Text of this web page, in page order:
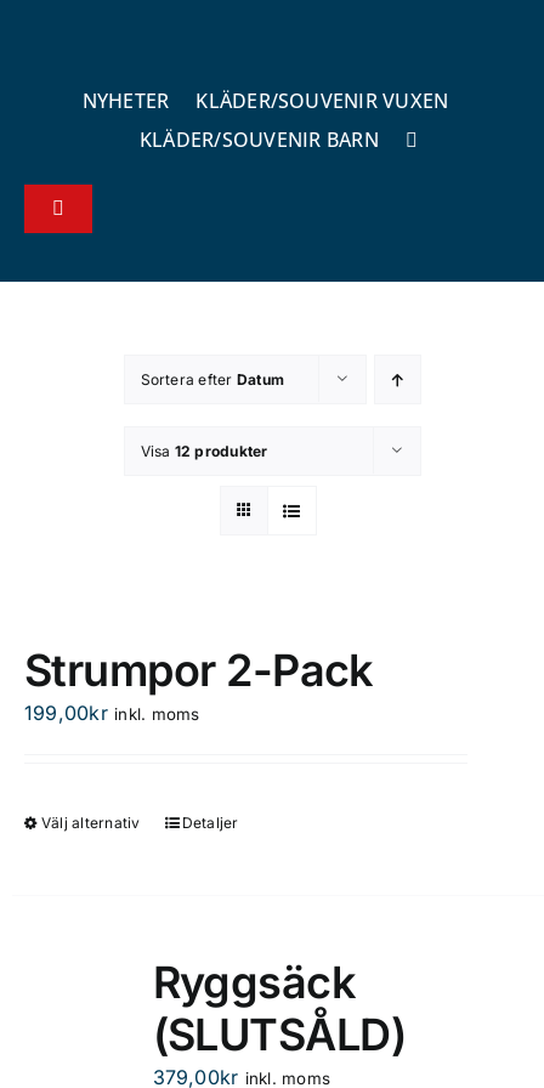
NYHETER
KLÄDER/SOUVENIR VUXEN
KLÄDER/SOUVENIR BARN
Toggle
Sortera efter Datum
Visa 12 produkter
Strumpor 2-Pack
199,00kr inkl. moms
Välj alternativ
Den
varianter.
De
olika
Detaljer
Ryggsäck
(SLUTSÅLD)
379,00kr inkl. moms